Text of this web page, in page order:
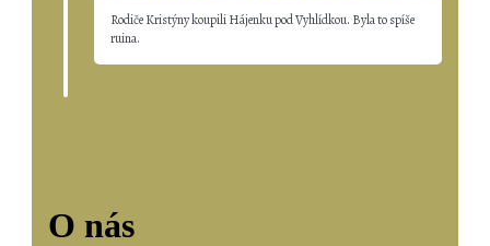
Rodiče Kristýny koupili Hájenku pod Vyhlídkou. Byla to spíše
ruina.
O nás